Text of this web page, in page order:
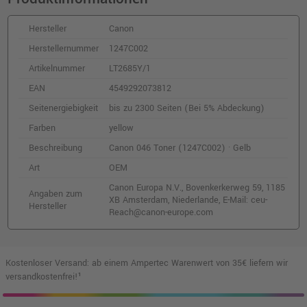
o. MwSt. 121,00 €
143,99 €
inkl. MwSt. zzgl. Versand
Kompatibler Toner ersetzt Canon 046H
(1251C002) · Gelb
101,00 €
inkl. MwSt. zzgl. Versand
Kompatibler Toner ersetzt Canon 046
(1249C002) · Cyan
o. MwSt.55,45 €
shopping_cart
93,99 €
Hersteller
Canon
Herstellernummer
1247C002
Artikelnummer
LT2685Y/1
EAN
4549292073812
Seitenergiebigkeit
bis zu 2300 Seiten (Bei 5% Abdeckung)
Farben
yellow
Beschreibung
Canon 046 Toner (1247C002) · Gelb
Art
OEM
Angaben zum
Hersteller
Canon Europa N.V., Bovenkerkerweg 59, 1185
XB Amsterdam, Niederlande, E-Mail: ceu-
Reach@canon-europe.com
Kostenloser Versand: ab einem Ampertec Warenwert von 35€ liefern wir
versandkostenfrei!¹